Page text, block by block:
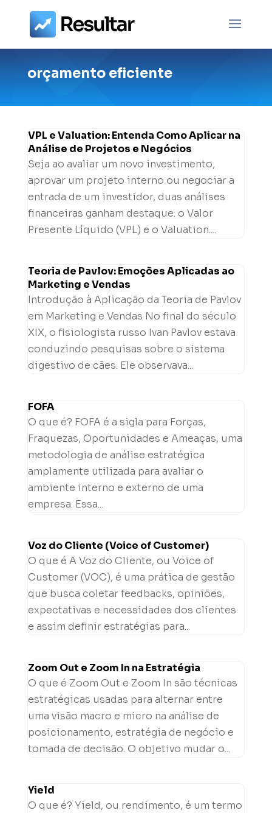
orçamento eficiente
VPL e Valuation: Entenda Como Aplicar na
Análise de Projetos e Negócios
Seja ao avaliar um novo investimento,
aprovar um projeto interno ou negociar a
entrada de um investidor, duas análises
financeiras ganham destaque: o Valor
Presente Líquido (VPL) e o Valuation....
Teoria de Pavlov: Emoções Aplicadas ao
Marketing e Vendas
Introdução à Aplicação da Teoria de Pavlov
em Marketing e Vendas No final do século
XIX, o fisiologista russo Ivan Pavlov estava
conduzindo pesquisas sobre o sistema
digestivo de cães. Ele observava...
FOFA
O que é? FOFA é a sigla para Forças,
Fraquezas, Oportunidades e Ameaças, uma
metodologia de análise estratégica
amplamente utilizada para avaliar o
ambiente interno e externo de uma
empresa. Essa...
Voz do Cliente (Voice of Customer)
O que é A Voz do Cliente, ou Voice of
Customer (VOC), é uma prática de gestão
que busca coletar feedbacks, opiniões,
expectativas e necessidades dos clientes
e assim definir estratégias para...
Zoom Out e Zoom In na Estratégia
O que é Zoom Out e Zoom In são técnicas
estratégicas usadas para alternar entre
uma visão macro e micro na análise de
posicionamento, estratégia de negócio e
tomada de decisão. O objetivo mudar o...
Yield
O que é? Yield, ou rendimento, é um termo